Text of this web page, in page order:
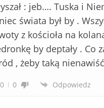
: jeb…. Tuska i
świata był by .
z kościoła na
by deptały . Co
, żeby taką
0 0 Odpowiedz